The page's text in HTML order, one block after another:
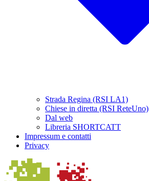
Strada Regina (RSI LA1)
Chiese in diretta (RSI ReteUno)
Dal web
Libreria SHORTCATT
Impressum e contatti
Privacy